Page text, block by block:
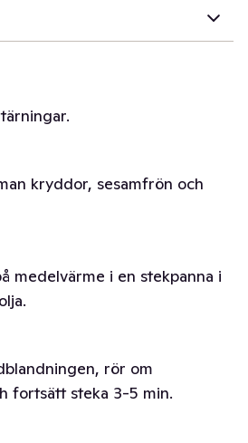
kryddor, sesamfrön och
medelvärme i en stekpanna i
rör om
fortsätt steka 3-5 min.